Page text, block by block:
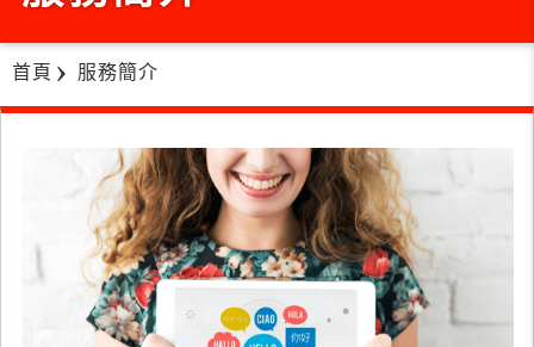
首頁 服務簡介